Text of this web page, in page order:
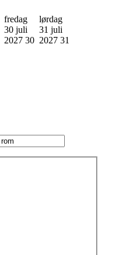
fredag
30 juli
2027 30
lørdag
31 juli
2027 31